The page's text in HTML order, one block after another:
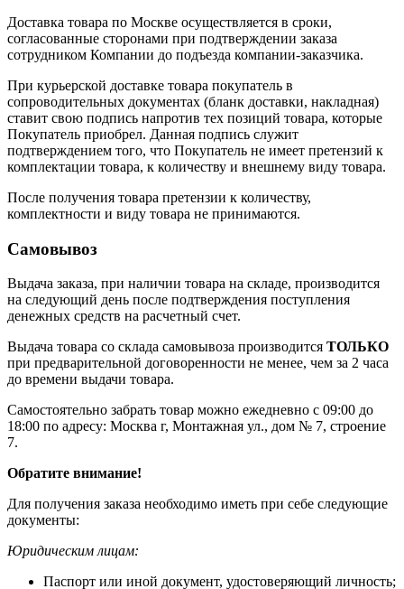
Доставка товара по Москве осуществляется в сроки,
согласованные сторонами при подтверждении заказа
сотрудником Компании до подъезда компании-заказчика.
При курьерской доставке товара покупатель в
сопроводительных документах (бланк доставки, накладная)
ставит свою подпись напротив тех позиций товара, которые
Покупатель приобрел. Данная подпись служит
подтверждением того, что Покупатель не имеет претензий к
комплектации товара, к количеству и внешнему виду товара.
После получения товара претензии к количеству,
комплектности и виду товара не принимаются.
Самовывоз
Выдача заказа, при наличии товара на складе, производится
на следующий день после подтверждения поступления
денежных средств на расчетный счет.
Выдача товара со склада самовывоза производится ТОЛЬКО
при предварительной договоренности не менее, чем за 2 часа
до времени выдачи товара.
Самостоятельно забрать товар можно ежедневно с 09:00 до
18:00 по адресу: Москва г, Монтажная ул., дом № 7, строение
7.
Обратите внимание!
Для получения заказа необходимо иметь при себе следующие
документы:
Юридическим лицам:
Паспорт или иной документ, удостоверяющий личность;